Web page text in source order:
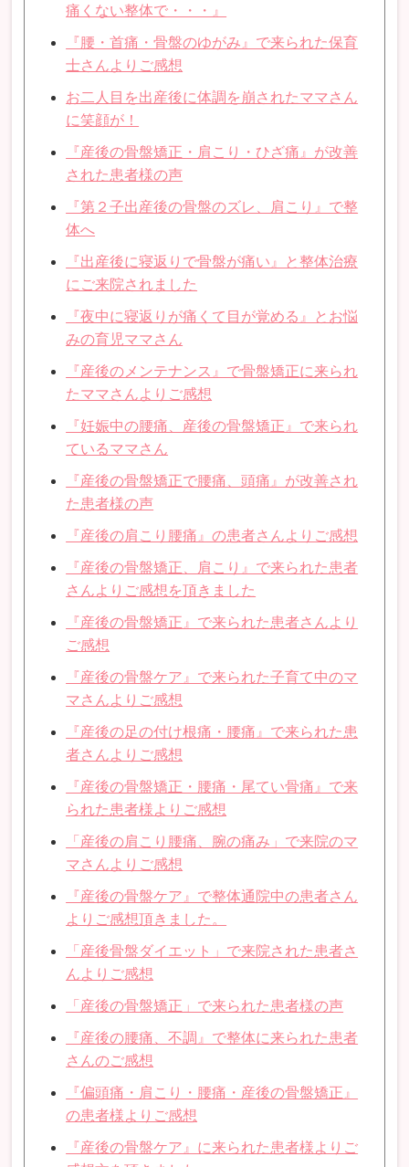
痛くない整体で・・・』
『腰・首痛・骨盤のゆがみ』で来られた保育
士さんよりご感想
お二人目を出産後に体調を崩されたママさん
に笑顔が！
『産後の骨盤矯正・肩こり・ひざ痛』が改善
された患者様の声
『第２子出産後の骨盤のズレ、肩こり』で整
体へ
『出産後に寝返りで骨盤が痛い』と整体治療
にご来院されました
『夜中に寝返りが痛くて目が覚める』とお悩
みの育児ママさん
『産後のメンテナンス』で骨盤矯正に来られ
たママさんよりご感想
『妊娠中の腰痛、産後の骨盤矯正』で来られ
ているママさん
『産後の骨盤矯正で腰痛、頭痛』が改善され
た患者様の声
『産後の肩こり腰痛』の患者さんよりご感想
『産後の骨盤矯正、肩こり』で来られた患者
さんよりご感想を頂きました
『産後の骨盤矯正』で来られた患者さんより
ご感想
『産後の骨盤ケア』で来られた子育て中のマ
マさんよりご感想
『産後の足の付け根痛・腰痛』で来られた患
者さんよりご感想
『産後の骨盤矯正・腰痛・尾てい骨痛』で来
られた患者様よりご感想
「産後の肩こり腰痛、腕の痛み」で来院のマ
マさんよりご感想
『産後の骨盤ケア』で整体通院中の患者さん
よりご感想頂きました。
「産後骨盤ダイエット」で来院された患者さ
んよりご感想
「産後の骨盤矯正」で来られた患者様の声
『産後の腰痛、不調』で整体に来られた患者
さんのご感想
『偏頭痛・肩こり・腰痛・産後の骨盤矯正』
の患者様よりご感想
『産後の骨盤ケア』に来られた患者様よりご